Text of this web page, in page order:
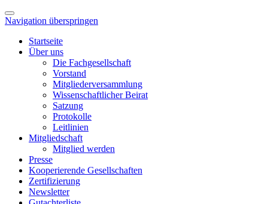
Navigation überspringen
Startseite
Über uns
Die Fachgesellschaft
Vorstand
Mitgliederversammlung
Wissenschaftlicher Beirat
Satzung
Protokolle
Leitlinien
Mitgliedschaft
Mitglied werden
Presse
Kooperierende Gesellschaften
Zertifizierung
Newsletter